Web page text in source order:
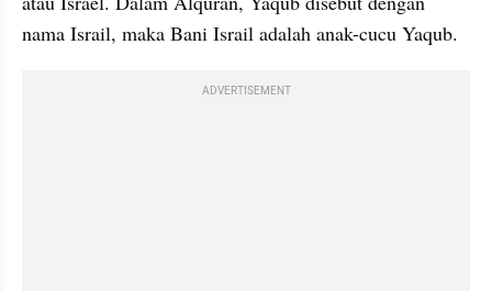
nama Israil, maka Bani Israil adalah anak-cucu Yaqub.
ADVERTISEMENT